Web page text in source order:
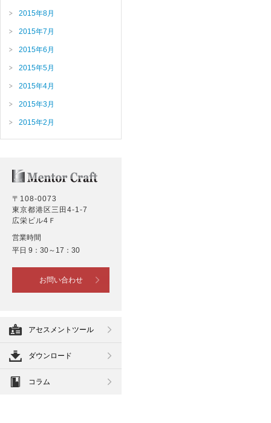
2015年8月
2015年7月
2015年6月
2015年5月
2015年4月
2015年3月
2015年2月
〒108-0073
東京都港区三田4-1-7
広栄ビル4Ｆ
営業時間
平日 9：30～17：30
お問い合わせ
アセスメントツール
ダウンロード
コラム